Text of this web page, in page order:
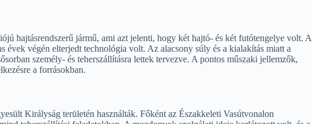
hajtásrendszerű jármű, ami azt jelenti, hogy két hajtó- és két futótengelye volt. A
évek végén elterjedt technológia volt. Az alacsony súly és a kialakítás miatt a
személy- és teherszállításra lettek tervezve. A pontos műszaki jellemzők,
a forrásokban.
Királyság területén használták. Főként az Északkeleti Vasútvonalon